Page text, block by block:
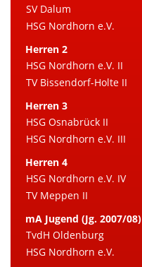
SV Dalum
HSG Nordhorn e.V.
Herren 2
HSG Nordhorn e.V. II
TV Bissendorf-Holte II
Herren 3
HSG Osnabrück II
HSG Nordhorn e.V. III
Herren 4
HSG Nordhorn e.V. IV
TV Meppen II
mA Jugend (Jg. 2007/08)
TvdH Oldenburg
HSG Nordhorn e.V.